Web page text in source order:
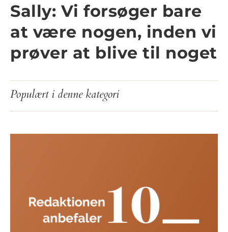
Sally: Vi forsøger bare
at være nogen, inden vi
prøver at blive til noget
Populært i denne kategori